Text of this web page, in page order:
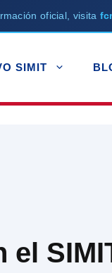
oficial, visita
SIMIT
el